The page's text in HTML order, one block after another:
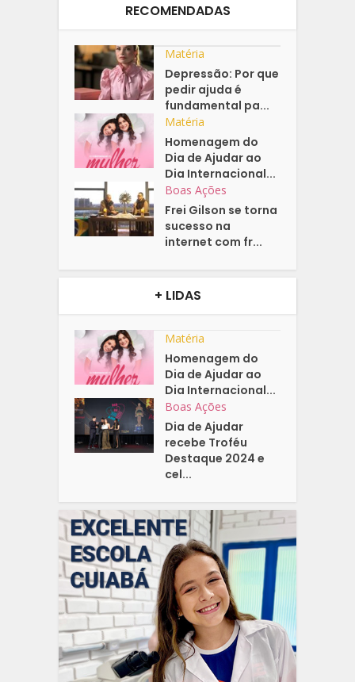
RECOMENDADAS
Matéria
Depressão: Por que
pedir ajuda é
fundamental pa...
Matéria
Homenagem do
Dia de Ajudar ao
Dia Internacional...
Boas Ações
Frei Gilson se torna
sucesso na
internet com fr...
+ LIDAS
Matéria
Homenagem do
Dia de Ajudar ao
Dia Internacional...
Boas Ações
Dia de Ajudar
recebe Troféu
Destaque 2024 e
cel...